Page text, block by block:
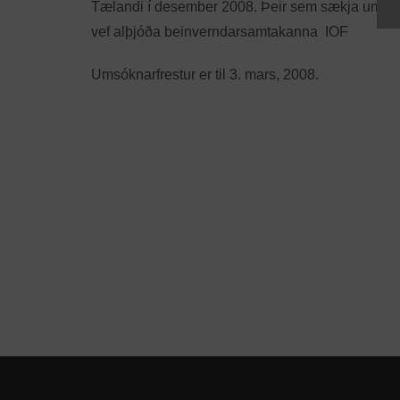
Tælandi í desember 2008. Þeir sem sækja um
vef alþjóða beinverndarsamtakanna IOF
Umsóknarfrestur er til 3. mars, 2008.